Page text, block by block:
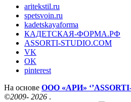
aritekstil.ru
spetsvoin.ru
kadetskayaforma
КАДЕТСКАЯ-ФОРМА.РФ
ASSORTI-STUDIO.COM
VK
OK
pinterest
На основе ООО «АРИ» ‘’ASSORTI-
©2009- 2026 .